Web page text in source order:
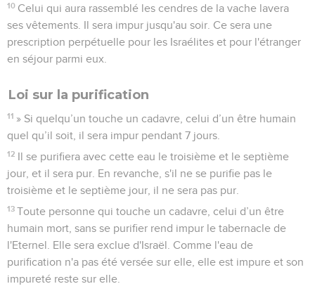
10 Celui qui aura rassemblé les cendres de la vache lavera
ses vêtements. Il sera impur jusqu'au soir. Ce sera une
prescription perpétuelle pour les Israélites et pour l'étranger
en séjour parmi eux.
Loi sur la purification
11 » Si quelqu’un touche un cadavre, celui d’un être humain
quel qu’il soit, il sera impur pendant 7 jours.
12 Il se purifiera avec cette eau le troisième et le septième
jour, et il sera pur. En revanche, s'il ne se purifie pas le
troisième et le septième jour, il ne sera pas pur.
13 Toute personne qui touche un cadavre, celui d’un être
humain mort, sans se purifier rend impur le tabernacle de
l'Eternel. Elle sera exclue d'Israël. Comme l'eau de
purification n'a pas été versée sur elle, elle est impure et son
impureté reste sur elle.